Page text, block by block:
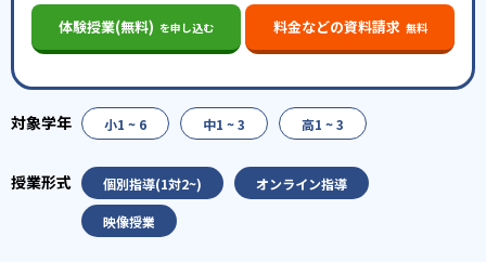
体験授業(無料) を申し込む 料金などの資料請求 無料
小1 ~ 6 中1 ~ 3 高1 ~ 3
個別指導(1対2~) オンライン指導
映像授業